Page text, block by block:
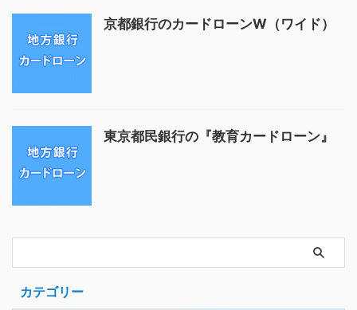
京都銀行のカードローンW（ワイド）
東京都民銀行の『教育カードローン』
カテゴリー